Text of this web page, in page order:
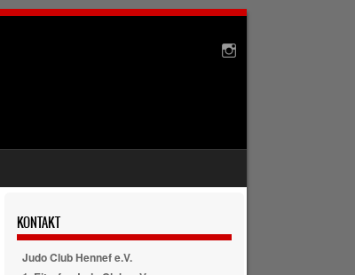
KONTAKT
Judo Club Hennef e.V.